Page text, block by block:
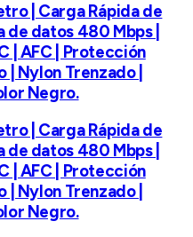
| Carga Rápida de
datos 480 Mbps |
| AFC | Protección
Nylon Trenzado |
Negro.
| Carga Rápida de
datos 480 Mbps |
| AFC | Protección
Nylon Trenzado |
Negro.